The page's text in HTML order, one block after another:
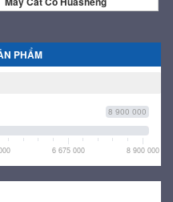
PHẨM
8 900 000
6 675 000 8 900 000